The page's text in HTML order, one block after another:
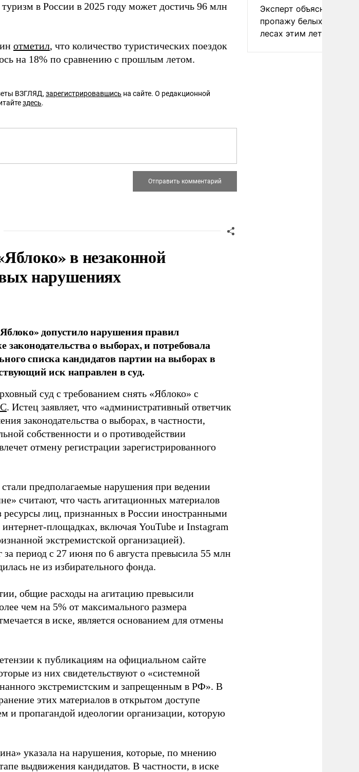
в России в 2025 году может достичь 96 млн
отметил, что количество туристических поездок
на 18% по сравнению с прошлым летом.
ВЗГЛЯД, зарегистрировавшись на сайте. О редакционной
здесь.
в незаконной
нарушениях
допустило нарушения правил
о выборах, и потребовала
списка кандидатов партии на выборах в
иск направлен в суд.
суд с требованием снять «Яблоко» с
. Истец заявляет, что «административный ответчик
законодательства о выборах, в частности,
собственности и о противодействии
отмену регистрации зарегистрированного
предполагаемые нарушения при ведении
считают, что часть агитационных материалов
ресурсы лиц, признанных в России иностранными
площадках, включая YouTube и Instagram
экстремистской организацией).
за период с 27 июня по 6 августа превысила 55 млн
не из избирательного фонда.
общие расходы на агитацию превысили
чем на 5% от максимального размера
в иске, является основанием для отмены
к публикациям на официальном сайте
из них свидетельствуют о «системной
экстремистским и запрещенным в РФ». В
этих материалов в открытом доступе
и пропагандой идеологии организации, которую
указала на нарушения, которые, по мнению
выдвижения кандидатов. В частности, в иске
Эксперт объяснил
пропажу белых грибов
лесах этим летом